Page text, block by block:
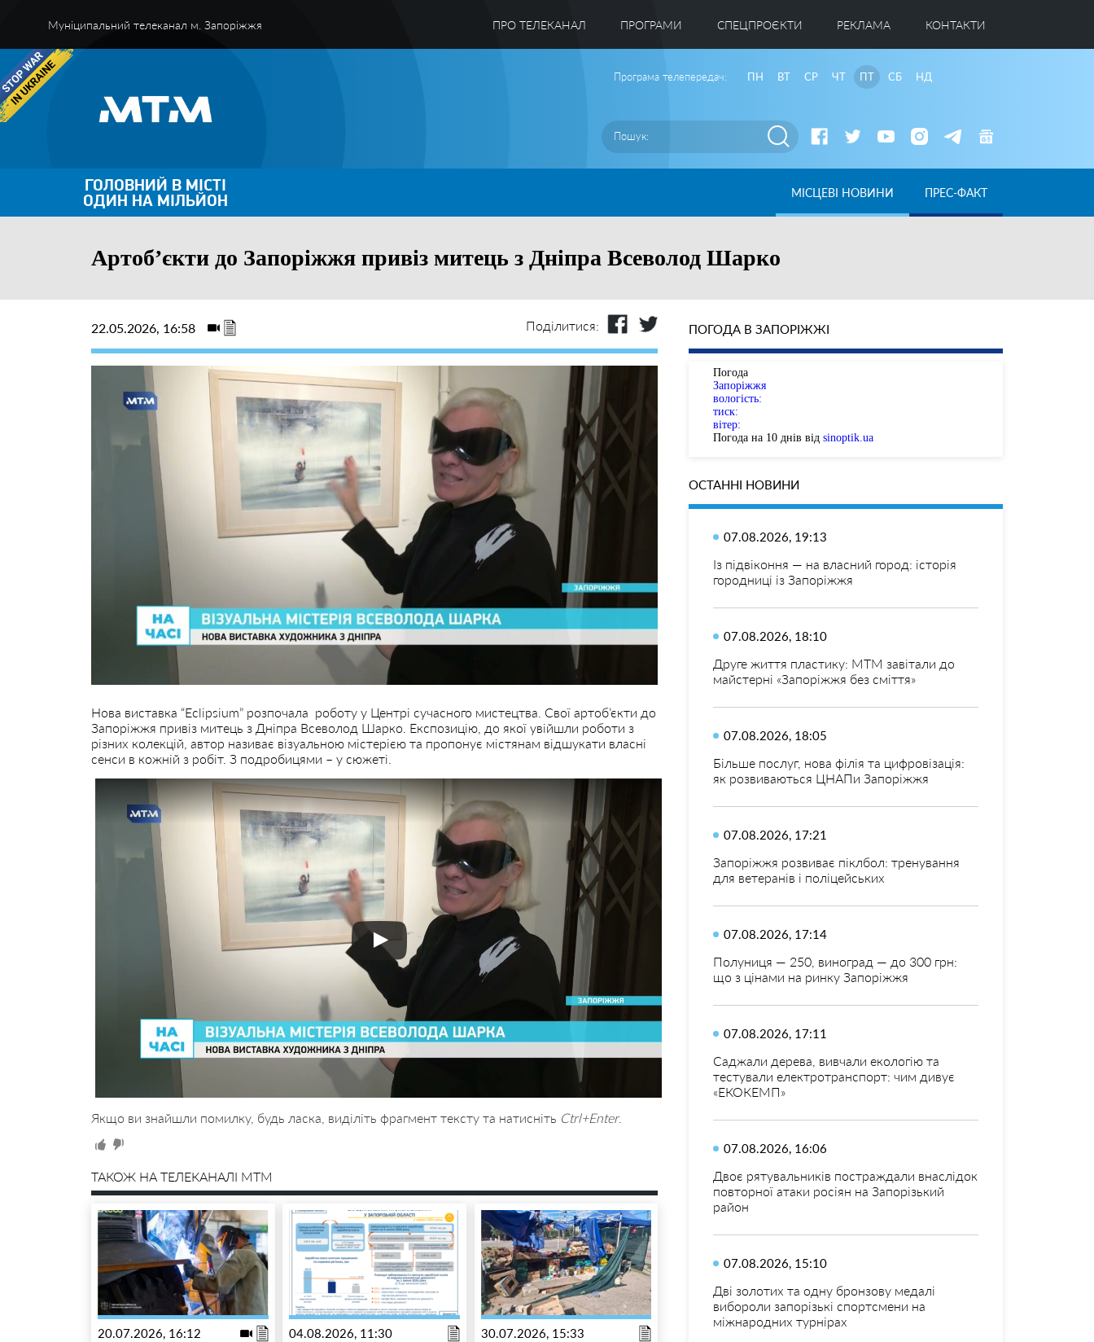
Муніципальний телеканал м. Запоріжжя ПРО ТЕЛЕКАНАЛ ПРОГРАМИ CПЕЦПРОЄКТИ РЕКЛАМА КОНТАКТИ
Програма телепередач: ПН ВТ СР ЧТ ПТ СБ НД
ГОЛОВНИЙ В МІСТІ
ОДИН НА МІЛЬЙОН МІСЦЕВІ НОВИНИ ПРЕС-ФАКТ
Артоб’єкти до Запоріжжя привіз митець з Дніпра Всеволод Шарко
22.05.2026, 16:58 Поділитися:
Нова виставка “Eclipsium” розпочала роботу у Центрі сучасного мистецтва. Свої артоб’єкти до
Запоріжжя привіз митець з Дніпра Всеволод Шарко. Експозицію, до якої увійшли роботи з
різних колекцій, автор називає візуальною містерією та пропонує містянам відшукати власні
сенси в кожній з робіт. З подробицями – у сюжеті.
Якщо ви знайшли помилку, будь ласка, виділіть фрагмент тексту та натисніть Ctrl+Enter.
ТАКОЖ НА ТЕЛЕКАНАЛІ MTM
20.07.2026, 16:12 04.08.2026, 11:30 30.07.2026, 15:33
ПОГОДА В ЗАПОРІЖЖІ
Погода
Запоріжжя
вологість:
тиск:
вітер:
Погода на 10 днів від sinoptik.ua
ОСТАННІ НОВИНИ
07.08.2026, 19:13
Із підвіконня — на власний город: історія
городниці із Запоріжжя
07.08.2026, 18:10
Друге життя пластику: МТМ завітали до
майстерні «Запоріжжя без сміття»
07.08.2026, 18:05
Більше послуг, нова філія та цифровізація:
як розвиваються ЦНАПи Запоріжжя
07.08.2026, 17:21
Запоріжжя розвиває піклбол: тренування
для ветеранів і поліцейських
07.08.2026, 17:14
Полуниця — 250, виноград — до 300 грн:
що з цінами на ринку Запоріжжя
07.08.2026, 17:11
Саджали дерева, вивчали екологію та
тестували електротранспорт: чим дивує
«ЕКОКЕМП»
07.08.2026, 16:06
Двоє рятувальників постраждали внаслідок
повторної атаки росіян на Запорізький
район
07.08.2026, 15:10
Дві золотих та одну бронзову медалі
вибороли запорізькі спортсмени на
міжнародних турнірах